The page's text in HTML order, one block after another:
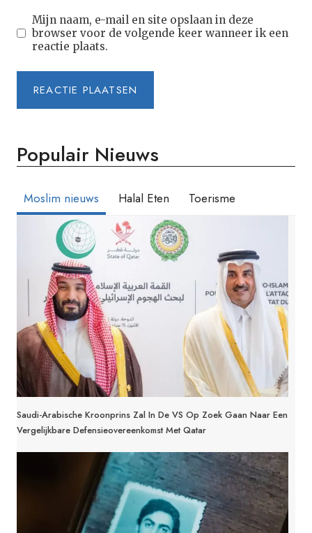
Mijn naam, e-mail en site opslaan in deze
browser voor de volgende keer wanneer ik een
reactie plaats.
Populair Nieuws
Moslim nieuws Halal Eten Toerisme
Saudi-Arabische Kroonprins Zal In De VS Op Zoek Gaan Naar Een
Vergelijkbare Defensieovereenkomst Met Qatar